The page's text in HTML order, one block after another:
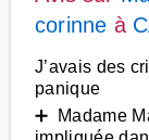
corinne à
J’avais des
panique
➕ Madame